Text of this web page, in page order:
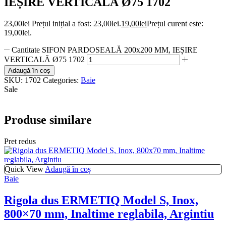
23,00lei Prețul inițial a fost: 23,00lei.19,00leiPrețul curent este:
19,00lei.
Cantitate SIFON PARDOSEALĂ 200x200 MM, IEȘIRE
VERTICALĂ Ø75 1702
Adaugă în coș
SKU: 1702 Categories: Baie
Sale
Produse similare
Pret redus
Quick View Adaugă în coș
Baie
Rigola dus ERMETIQ Model S, Inox,
800×70 mm, Inaltime reglabila, Argintiu